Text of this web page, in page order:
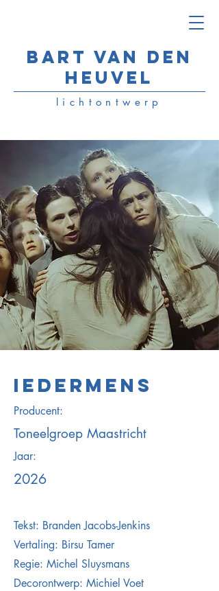
Bart van den
Heuvel
lichtontwerp
IEDERMENS
Producent:
Toneelgroep Maastricht
Jaar:
2026
Tekst: Branden Jacobs-Jenkins
Vertaling: Birsu Tamer
Regie: Michel Sluysmans
Decorontwerp: Michiel Voet